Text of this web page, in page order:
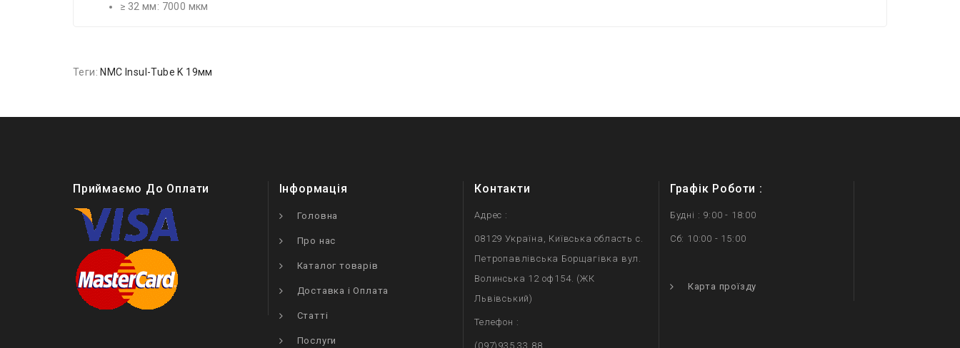
≥ 32 мм: 7000 мкм
Теги: NMC Insul-Tube K 19мм
Приймаємо До Оплати Інформація
Головна
Про нас
Каталог товарів
Доставка і Оплата
Статті
Послуги
Контакти
Адрес :
08129 Україна, Київська область с.
Петропавлівська Борщагівка вул.
Волинська 12 оф154. (ЖК
Львівський)
Телефон :
(097)935 33 88
Графік Роботи :
Будні : 9:00 - 18:00
Сб: 10:00 - 15:00
Карта проїзду